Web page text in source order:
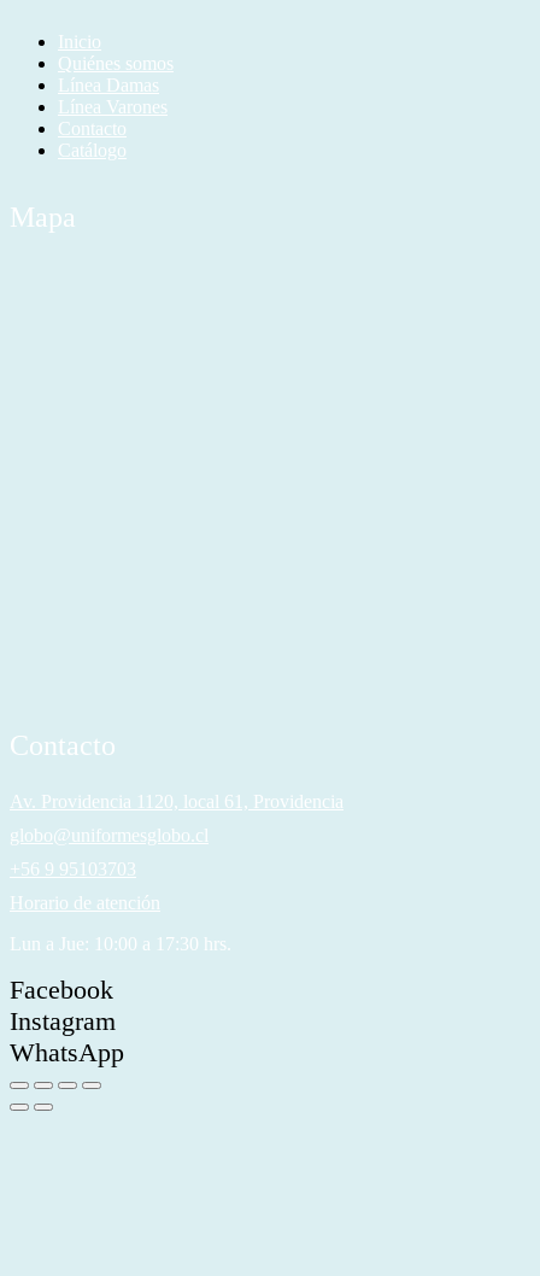
Inicio
Quiénes somos
Línea Damas
Línea Varones
Contacto
Catálogo
Mapa
Contacto
Av. Providencia 1120, local 61, Providencia
globo@uniformesglobo.cl
+56 9 95103703
Horario de atención
Lun a Jue: 10:00 a 17:30 hrs.
Facebook
Instagram
WhatsApp